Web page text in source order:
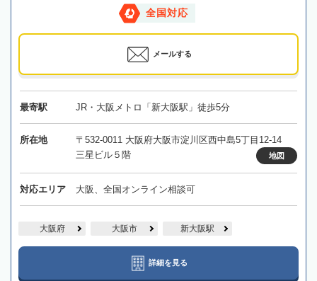
全国対応
メールする
最寄駅 JR・大阪メトロ「新大阪駅」徒歩5分
所在地
〒532-0011 大阪府大阪市淀川区西中島5丁目12-14
三星ビル５階
地図
対応エリア 大阪、全国オンライン相談可
大阪府 大阪市 新大阪駅
詳細を見る